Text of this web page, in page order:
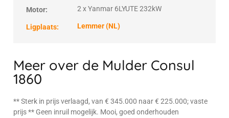
Motor: 2 x Yanmar 6LYUTE 232kW
Ligplaats: Lemmer (NL)
Meer over de Mulder Consul
1860
** Sterk in prijs verlaagd, van € 345.000 naar € 225.000; vaste
prijs ** Geen inruil mogelijk. Mooi, goed onderhouden